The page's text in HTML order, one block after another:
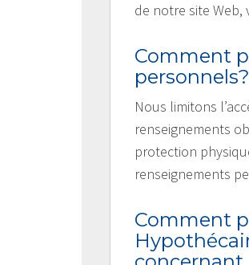
de notre site
Comment
personnels?
Nous limitons
renseignements
protection
renseignements
Comment